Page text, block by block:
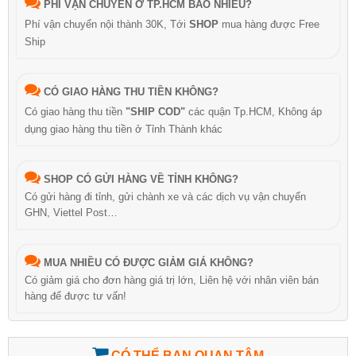
PHÍ VẬN CHUYỂN Ở TP.HCM BAO NHIÊU?
Phí vận chuyển nội thành 30K, Tới SHOP mua hàng được Free
Ship
CÓ GIAO HÀNG THU TIỀN KHÔNG?
Có giao hàng thu tiền "SHIP COD" các quận Tp.HCM, Không áp
dụng giao hàng thu tiền ở Tỉnh Thành khác
SHOP CÓ GỬI HÀNG VỀ TỈNH KHÔNG?
Có gửi hàng đi tỉnh, gửi chành xe và các dịch vụ vận chuyển
GHN, Viettel Post…
MUA NHIỀU CÓ ĐƯỢC GIẢM GIÁ KHÔNG?
Có giảm giá cho đơn hàng giá trị lớn, Liên hệ với nhân viên bán
hàng để được tư vấn!